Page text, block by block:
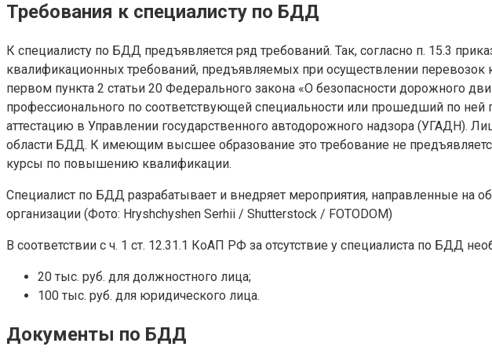
Требования к специалисту по БДД
К специалисту по БДД предъявляется ряд требований. Так, согласно п. 15.3
квалификационных требований, предъявляемых при осуществлении
первом пункта 2 статьи 20 Федерального закона «О безопасности дорожного
профессионального по соответствующей специальности или прошедший по
аттестацию в Управлении государственного автодорожного надзора
области БДД. К имеющим высшее образование это требование не
курсы по повышению квалификации.
Специалист по БДД разрабатывает и внедряет мероприятия, направленные на
организации (Фото: Hryshchyshen Serhii / Shutterstock / FOTODOM)
В соответствии с ч. 1 ст. 12.31.1 КоАП РФ за отсутствие у специалиста по БДД
20 тыс. руб. для должностного лица;
100 тыс. руб. для юридического лица.
Документы по БДД